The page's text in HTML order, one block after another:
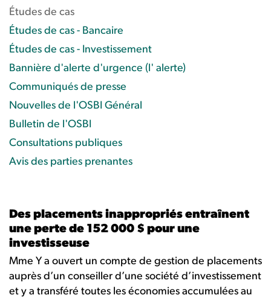
Des placements inappropriés entraînent
une perte de 152 000 $ pour une
investisseuse
Mme Y a ouvert un compte de gestion de placements
auprès d’un conseiller d’une société d’investissement
et y a transféré toutes les économies accumulées au
Études de cas
Études de cas - Bancaire
Études de cas - Investissement
Bannière d'alerte d'urgence (l' alerte)
Communiqués de presse
Nouvelles de l'OSBI Général
Bulletin de l'OSBI
Consultations publiques
Avis des parties prenantes